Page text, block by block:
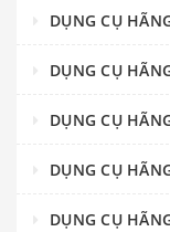
DỤNG CỤ
DỤNG CỤ
DỤNG CỤ
DỤNG CỤ
DỤNG CỤ